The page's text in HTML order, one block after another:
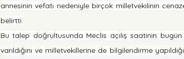
annesinin vefatı nedeniyle birçok milletvekilinin
belirtti.
Bu talep doğrultusunda Meclis açılış saatinin
varıldığını ve milletvekillerine de bilgilendirme